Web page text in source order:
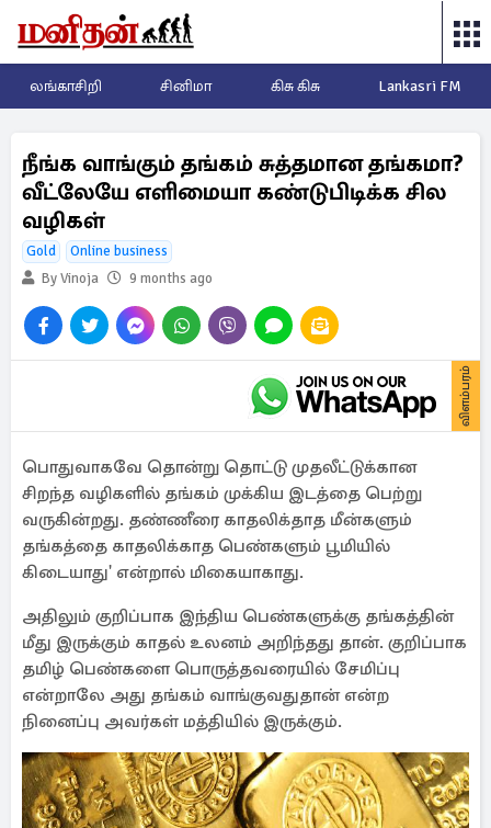
லங்காசிறி சினிமா கிசு கிசு Lankasri FM
நீங்க வாங்கும் தங்கம் சுத்தமான தங்கமா?
வீட்லேயே எளிமையா கண்டுபிடிக்க சில
வழிகள்
Gold
Online business
By Vinoja
9 months ago
விளம்பரம்
பொதுவாகவே தொன்று தொட்டு முதலீட்டுக்கான
சிறந்த வழிகளில் தங்கம் முக்கிய இடத்தை பெற்று
வருகின்றது. தண்ணீரை காதலிக்தாத மீன்களும்
தங்கத்தை காதலிக்காத பெண்களும் பூமியில்
கிடையாது' என்றால் மிகையாகாது.
அதிலும் குறிப்பாக இந்திய பெண்களுக்கு தங்கத்தின்
மீது இருக்கும் காதல் உலனம் அறிந்தது தான். குறிப்பாக
தமிழ் பெண்களை பொருத்தவரையில் சேமிப்பு
என்றாலே அது தங்கம் வாங்குவதுதான் என்ற
நினைப்பு அவர்கள் மத்தியில் இருக்கும்.